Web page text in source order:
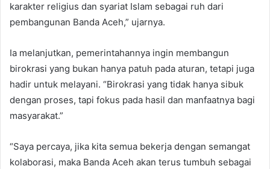
karakter religius dan syariat Islam sebagai ruh dari
pembangunan Banda Aceh,” ujarnya.
Ia melanjutkan, pemerintahannya ingin membangun
birokrasi yang bukan hanya patuh pada aturan, tetapi juga
hadir untuk melayani. “Birokrasi yang tidak hanya sibuk
dengan proses, tapi fokus pada hasil dan manfaatnya bagi
masyarakat.”
“Saya percaya, jika kita semua bekerja dengan semangat
kolaborasi, maka Banda Aceh akan terus tumbuh sebagai